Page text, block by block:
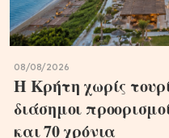
08/08/2026
Η Κρήτη χωρίς
διάσημοι
και 70 χρόνια